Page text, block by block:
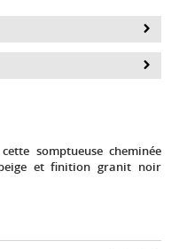
somptueuse cheminée
et finition granit noir